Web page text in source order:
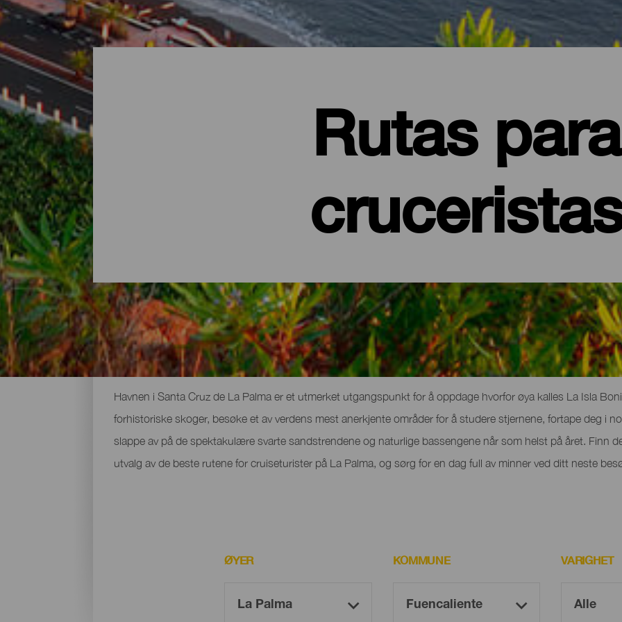
Rutas para
De beste rutene for cruiseturister på La Palma
Havnen i Santa Cruz de La Palma er et utmerket utgangspunkt for å oppdage hvorfor øya kalles La Isla
forhistoriske skoger, besøke et av verdens mest anerkjente områder for å studere stjernene, fortape deg i
slappe av på de spektakulære svarte sandstrendene og naturlige bassengene når som helst på året. Finn
utvalg av de beste rutene for cruiseturister på La Palma, og sørg for en dag full av minner ved ditt neste
ØYER KOMMUNE VARIGHET